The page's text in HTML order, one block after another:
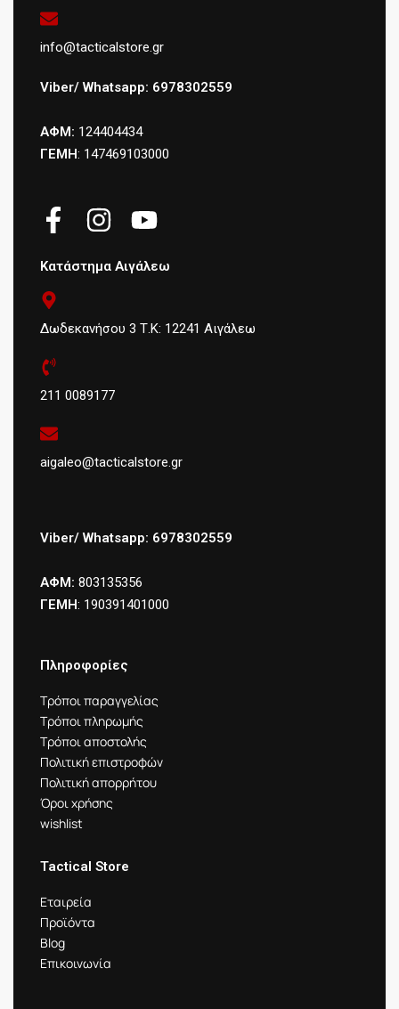
info@tacticalstore.gr
Viber/ Whatsapp: 6978302559
ΑΦΜ: 124404434
ΓΕΜΗ: 147469103000
Κατάστημα Αιγάλεω
Δωδεκανήσου 3 Τ.Κ: 12241 Αιγάλεω
211 0089177
aigaleo@tacticalstore.gr
Viber/ Whatsapp: 6978302559
ΑΦΜ: 803135356
ΓΕΜΗ: 190391401000
Πληροφορίες
Τρόποι παραγγελίας
Τρόποι πληρωμής
Τρόποι αποστολής
Πολιτική επιστροφών
Πολιτική απορρήτου
Όροι χρήσης
wishlist
Tactical Store
Εταιρεία
Προϊόντα
Blog
Επικοινωνία